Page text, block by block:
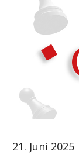
21. Juni 2025